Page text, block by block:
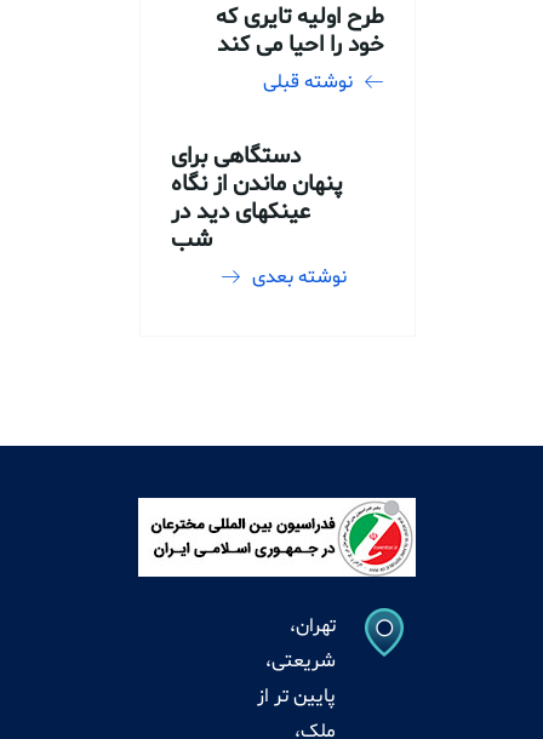
طرح اولیه تایری که
خود را احیا می کند
نوشته قبلی
دستگاهی برای
پنهان ماندن از نگاه
عینکهای دید در
شب
نوشته بعدی
تهران،
شریعتی،
پایین تر از
ملک،